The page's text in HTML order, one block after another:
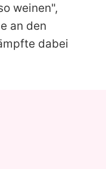
weinen",
an den
dabei